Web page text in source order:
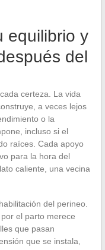
equilibrio y
del
certeza. La vida
a veces lejos
o la
incluso si el
raíces. Cada apoyo
para la hora del
caliente, una vecina
del perineo.
el parto merece
que pasan
que se instala,